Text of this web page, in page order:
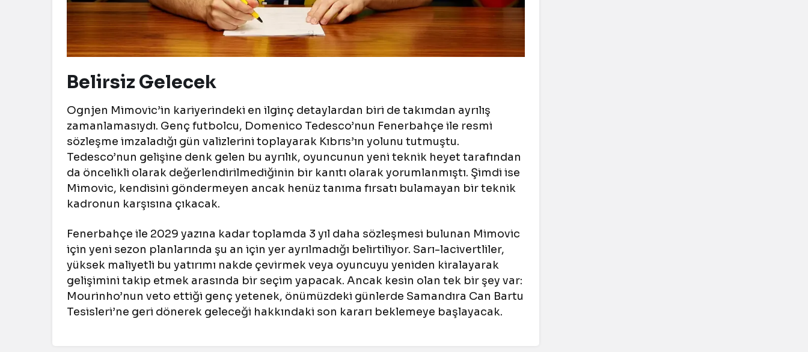
Belirsiz Gelecek
Ognjen Mimovic’in kariyerindeki en ilginç detaylardan biri de takımdan ayrılış
zamanlamasıydı. Genç futbolcu, Domenico Tedesco’nun Fenerbahçe ile resmi
sözleşme imzaladığı gün valizlerini toplayarak Kıbrıs’ın yolunu tutmuştu.
Tedesco’nun gelişine denk gelen bu ayrılık, oyuncunun yeni teknik heyet tarafından
da öncelikli olarak değerlendirilmediğinin bir kanıtı olarak yorumlanmıştı. Şimdi ise
Mimovic, kendisini göndermeyen ancak henüz tanıma fırsatı bulamayan bir teknik
kadronun karşısına çıkacak.
Fenerbahçe ile 2029 yazına kadar toplamda 3 yıl daha sözleşmesi bulunan Mimovic
için yeni sezon planlarında şu an için yer ayrılmadığı belirtiliyor. Sarı-lacivertliler,
yüksek maliyetli bu yatırımı nakde çevirmek veya oyuncuyu yeniden kiralayarak
gelişimini takip etmek arasında bir seçim yapacak. Ancak kesin olan tek bir şey var:
Mourinho’nun veto ettiği genç yetenek, önümüzdeki günlerde Samandıra Can Bartu
Tesisleri’ne geri dönerek geleceği hakkındaki son kararı beklemeye başlayacak.